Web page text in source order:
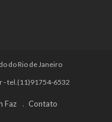
do Rio de Janeiro
- tel.(11)91754-6532
Faz Contato